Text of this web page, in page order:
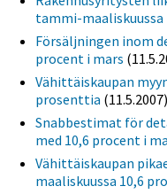
tammi-maaliskuussa
Försäljningen inom
procent i mars
Vähittäiskaupan
prosenttia (11.5.2007)
Snabbestimat för
med 10,6 procent i
Vähittäiskaupan
maaliskuussa 10,6